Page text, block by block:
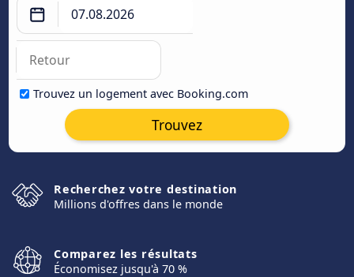
Trouvez un logement avec Booking.com
Trouvez
Recherchez votre destination
Millions d'offres dans le monde
Comparez les résultats
Économisez jusqu'à 70 %